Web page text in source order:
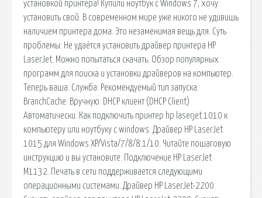
установкой принтера! Купили ноутбук с Windows 7, хочу
установить свой. В современном мире уже никого не удивишь
наличием принтера дома. Это незаменимая вещь для. Суть
проблемы: Не удаётся установить драйвер принтера HP
LaserJet. Можно попытаться скачать. Обзор популярных
программ для поиска и установки драйверов на компьютер.
Теперь ваша. Служба: Рекомендуемый тип запуска:
BranchCache: Вручную: DHCP клиент (DHCP Client)
Автоматически. Как подключить принтер hp laserjet 1010 к
компьютеру или ноутбуку с windows. Драйвер HP LaserJet
1015 для Windows XP/Vista/7/8/8.1/10. Читайте пошаговую
инструкцию и вы установите. Подключение HP LaserJet
M1132. Печать в сети поддерживается следующими
операционными системами. Драйвер HP LaserJet-2200.